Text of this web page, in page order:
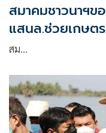
สมาคมชาวนาฯ
แสนล.ช่วยเกษต
ทุกอาชีพ ไม่ทิ้งปช
สม…